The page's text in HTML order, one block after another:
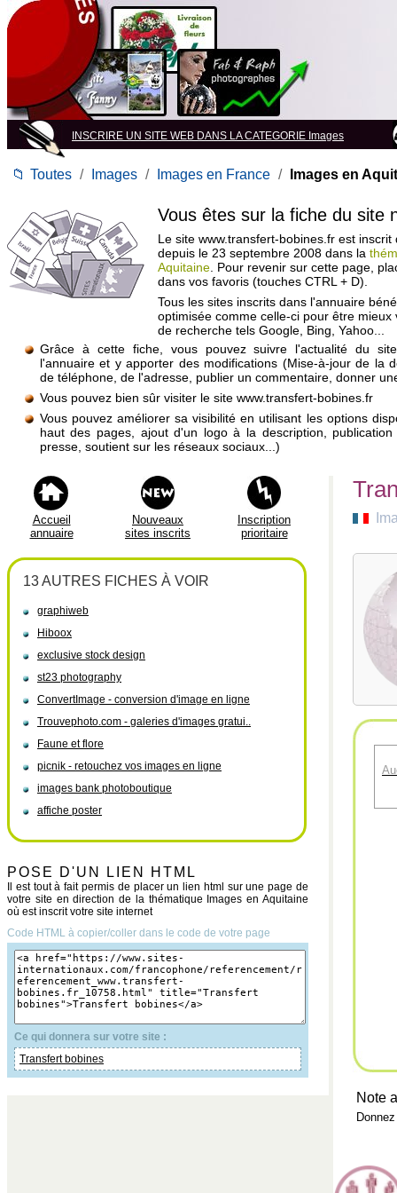
INSCRIRE UN SITE WEB DANS LA CATEGORIE Images
📁 Toutes / Images / Images en France / Images en
Vous êtes sur la fiche du site
Le site www.transfert-bobines.fr est inscrit
depuis le 23 septembre 2008 dans la
Aquitaine . Pour revenir sur cette page,
dans vos favoris (touches CTRL + D).
Tous les sites inscrits dans l'annuaire
optimisée comme celle-ci pour être mieux
de recherche tels Google, Bing, Yahoo...
Grâce à cette fiche, vous pouvez suivre l'actualité du
l'annuaire et y apporter des modifications (Mise-à-jour de la
de téléphone, de l'adresse, publier un commentaire, donner
Vous pouvez bien sûr visiter le site www.transfert-bobines.fr
Vous pouvez améliorer sa visibilité en utilisant les options
haut des pages, ajout d'un logo à la description,
presse, soutient sur les réseaux sociaux...)
Accueil
annuaire
Nouveaux
sites inscrits
Inscription
prioritaire
13 AUTRES FICHES À VOIR
graphiweb
Hiboox
exclusive stock design
st23 photography
ConvertImage - conversion d'image en ligne
Trouvephoto.com - galeries d'images gratui..
Faune et flore
picnik - retouchez vos images en ligne
images bank photoboutique
affiche poster
POSE D'UN LIEN HTML
Il est tout à fait permis de placer un lien html sur une page de
votre site en direction de la thématique Images en Aquitaine
où est inscrit votre site internet
Code HTML à copier/coller dans le code de votre page
Ce qui donnera sur votre site :
Transfert bobines
Note